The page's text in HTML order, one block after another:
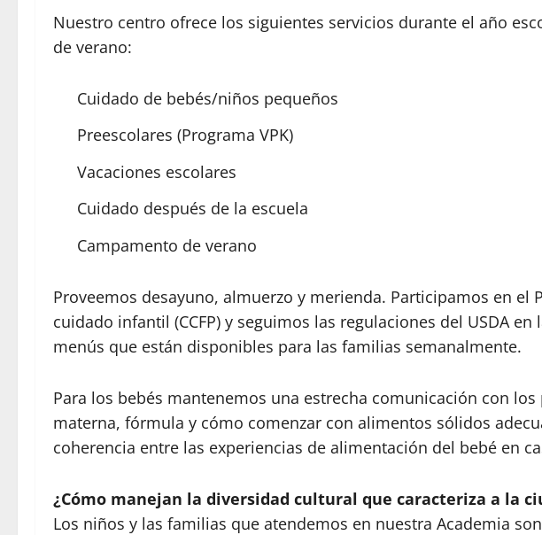
Nuestro centro ofrece los siguientes servicios durante el año
de verano:
Cuidado de bebés/niños pequeños
Preescolares (Programa VPK)
Vacaciones escolares
Cuidado después de la escuela
Campamento de verano
Proveemos desayuno, almuerzo y merienda. Participamos en el
cuidado infantil (CCFP) y seguimos las regulaciones del USDA
menús que están disponibles para las familias semanalmente.
Para los bebés mantenemos una estrecha comunicación con
materna, fórmula y cómo comenzar con alimentos sólidos
coherencia entre las experiencias de alimentación del bebé en
¿Cómo manejan la diversidad cultural que caracteriza a la
Los niños y las familias que atendemos en nuestra Academia